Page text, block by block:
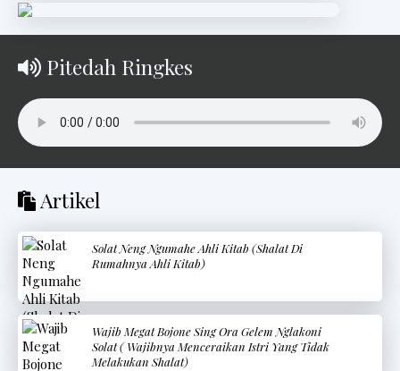
Pitedah Ringkes
Artikel
Solat Neng Ngumahe Ahli Kitab (Shalat Di
Rumahnya Ahli Kitab)
Wajib Megat Bojone Sing Ora Gelem Nglakoni
Solat ( Wajibnya Menceraikan Istri Yang Tidak
Melakukan Shalat)